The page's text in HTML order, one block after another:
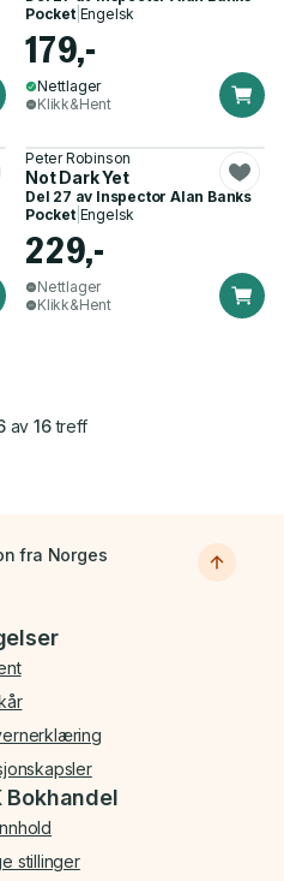
Pocket| Engelsk
179,-
Nettlager
Klikk&Hent
Peter Robinson
Not Dark Yet
Del 27 av Inspector Alan Banks
Pocket| Engelsk
229,-
Nettlager
Klikk&Hent
av 16treff
fra Norges
Bokhandel
stillinger